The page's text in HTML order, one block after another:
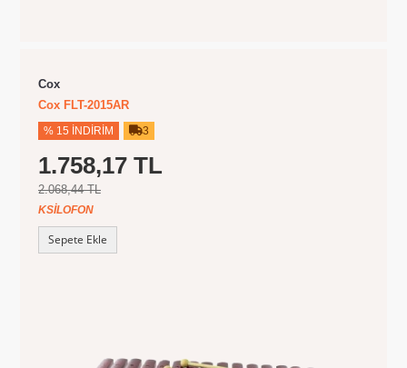
Cox
Cox FLT-2015AR
% 15 İNDIRIM 3
1.758,17 TL
2.068,44 TL
KSILOFON
Sepete Ekle